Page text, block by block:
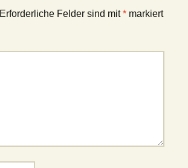
Erforderliche Felder sind mit* markiert